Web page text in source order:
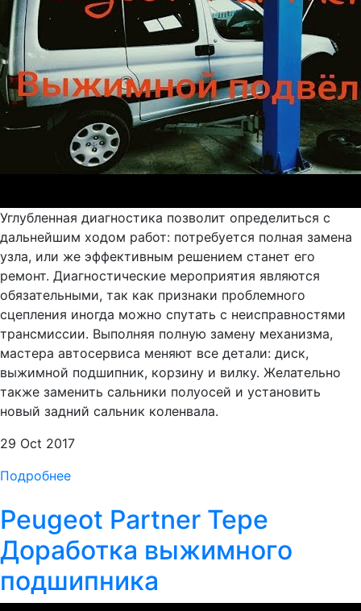
Углубленная диагностика позволит определиться с
дальнейшим ходом работ: потребуется полная замена
узла, или же эффективным решением станет его
ремонт. Диагностические мероприятия являются
обязательными, так как признаки проблемного
сцепления иногда можно спутать с неисправностями
трансмиссии. Выполняя полную замену механизма,
мастера автосервиса меняют все детали: диск,
выжимной подшипник, корзину и вилку. Желательно
также заменить сальники полуосей и установить
новый задний сальник коленвала.
29 Oct 2017
Подробнее
Peugeot Partner Tepe
Доработка выжимного
подшипника